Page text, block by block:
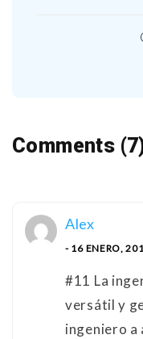
Comments
Alex
- 16 ENERO,
#11 La
versátil y
ingeniero a